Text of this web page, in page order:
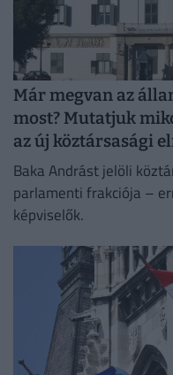
Már megvan az
most? Mutatjuk
az új köztársasági
Baka Andrást jelöli
parlamenti frakciója –
képviselők.